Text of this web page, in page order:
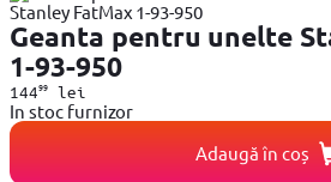
Geanta pentru unelte
1-93-950
14499lei
In stoc furnizor
Adaugă în coș